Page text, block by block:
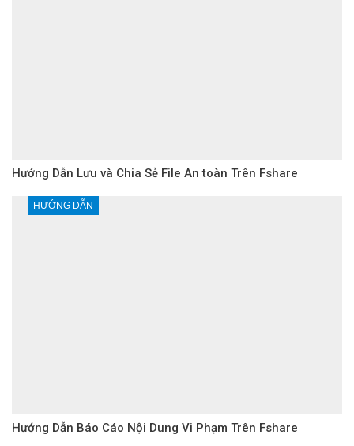
Hướng Dẫn Lưu và Chia Sẻ File An toàn Trên Fshare
HƯỚNG DẪN
Hướng Dẫn Báo Cáo Nội Dung Vi Phạm Trên Fshare